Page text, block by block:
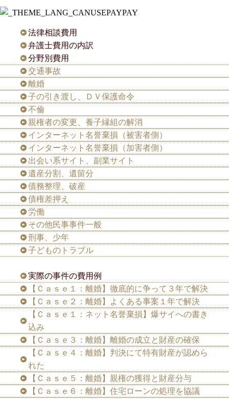
法律相談費用
弁護士費用の内訳
分野別費用
交通事故
離婚
子の引き渡し、ＤＶ保護命令
不倫
親権者の変更、養子縁組の解消
インターネット名誉棄損（被害者側）
インターネット名誉棄損（加害者側）
出会い系サイト、副業サイト
遺産分割、遺留分
債務整理、破産
債権差押え
労働
その他民事事件一般
刑事、少年
子どものトラブル
実際の事件の費用例
【Ｃａｓｅ１：離婚】徹底的に争って３年で解決
【Ｃａｓｅ２：離婚】よくある事案１年で解決
【Ｃａｓｅ１：ネット名誉棄損】爆サイへの書き
込み
【Ｃａｓｅ３：離婚】離婚の成立と財産の確保
【Ｃａｓｅ４：離婚】判決にて特有財産が認めら
れた
【Ｃａｓｅ５：離婚】親権の獲得と財産分与
【Ｃａｓｅ６：離婚】住宅ローンの処理を協議